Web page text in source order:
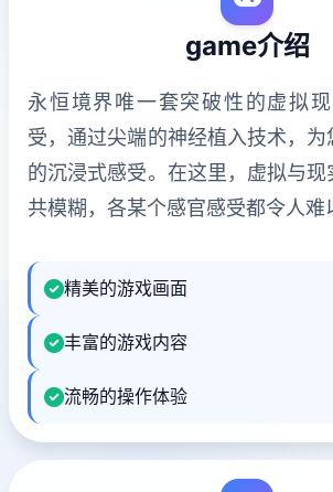
game介绍
永恒境界唯一套突破性的虚拟
受，通过尖端的神经植入技术，
的沉浸式感受。在这里，虚拟与
共模糊，各某个感官感受都令人难
精美的游戏画面
丰富的游戏内容
流畅的操作体验